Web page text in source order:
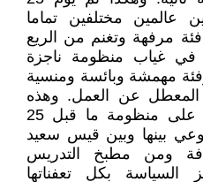
عالمين مختلفين تماما
مرفهة وتغنم من الريع
في غياب منظومة ناجزة
مهمشة وبائسة ومنسية
المعطل عن العمل. وهذه
الفئة الأخيرة هي من ثارت على منظومة ما قبل 25
بينها وبين قيس سعيد
ومن مطبخ التدريس
السياسة بكل تعفناتها